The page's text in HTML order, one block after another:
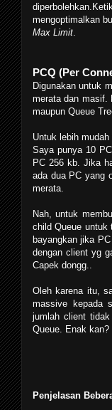
mengoptimalkan
Max Limit
PCQ (Per
Digunakan untuk
merata dan masif.
maupun Queue
Untuk lebih
Saya punya 10
PC 256 kb. Jika
ada dua PC yang
merata.
Nah, untuk
child Queue untuk
bayangkan jika
dengan client yg
Capek dongg..
Oleh karena itu,
massive kepada
jumlah client
Queue. Enak kan?
Penjelasan